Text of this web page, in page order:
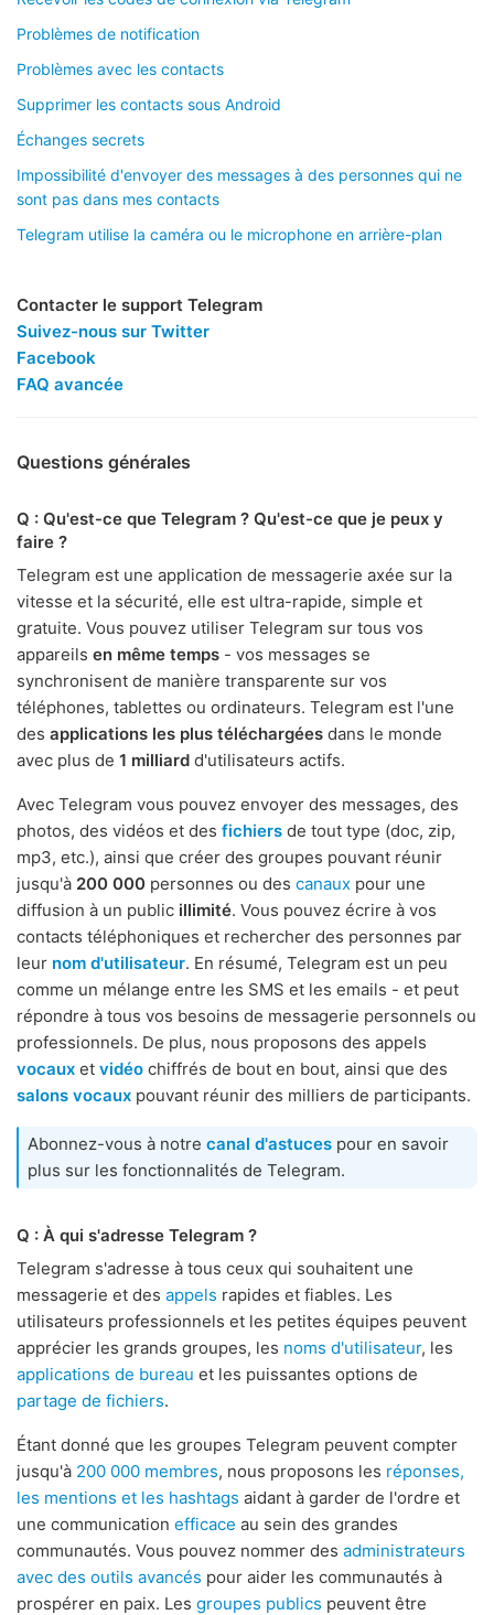
Problèmes de notification
Problèmes avec les contacts
Supprimer les contacts sous Android
Échanges secrets
Impossibilité d'envoyer des messages à des personnes qui ne
sont pas dans mes contacts
Telegram utilise la caméra ou le microphone en arrière-plan
Contacter le support Telegram
Suivez-nous sur Twitter
Facebook
FAQ avancée
Questions générales
Q : Qu'est-ce que Telegram ? Qu'est-ce que je peux y
faire ?
Telegram est une application de messagerie axée sur la
vitesse et la sécurité, elle est ultra-rapide, simple et
gratuite. Vous pouvez utiliser Telegram sur tous vos
appareils en même temps - vos messages se
synchronisent de manière transparente sur vos
téléphones, tablettes ou ordinateurs. Telegram est l'une
des applications les plus téléchargées dans le monde
avec plus de 1 milliard d'utilisateurs actifs.
Avec Telegram vous pouvez envoyer des messages, des
photos, des vidéos et des fichiers de tout type (doc, zip,
mp3, etc.), ainsi que créer des groupes pouvant réunir
jusqu'à 200 000 personnes ou des canaux pour une
diffusion à un public illimité. Vous pouvez écrire à vos
contacts téléphoniques et rechercher des personnes par
leur nom d'utilisateur. En résumé, Telegram est un peu
comme un mélange entre les SMS et les emails - et peut
répondre à tous vos besoins de messagerie personnels ou
professionnels. De plus, nous proposons des appels
vocaux et vidéo chiffrés de bout en bout, ainsi que des
salons vocaux pouvant réunir des milliers de participants.
Abonnez-vous à notre canal d'astuces pour en savoir
plus sur les fonctionnalités de Telegram.
Q : À qui s'adresse Telegram ?
Telegram s'adresse à tous ceux qui souhaitent une
messagerie et des appels rapides et fiables. Les
utilisateurs professionnels et les petites équipes peuvent
apprécier les grands groupes, les noms d'utilisateur, les
applications de bureau et les puissantes options de
partage de fichiers.
Étant donné que les groupes Telegram peuvent compter
jusqu'à 200 000 membres, nous proposons les réponses,
les mentions et les hashtags aidant à garder de l'ordre et
une communication efficace au sein des grandes
communautés. Vous pouvez nommer des administrateurs
avec des outils avancés pour aider les communautés à
prospérer en paix. Les groupes publics peuvent être